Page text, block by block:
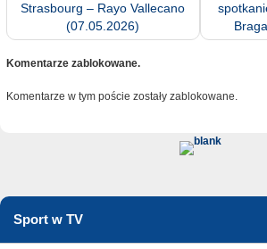
Strasbourg – Rayo Vallecano
(07.05.2026)
Komentarze zablokowane.
Komentarze w tym poście zostały zablokowane.
Sport w TV